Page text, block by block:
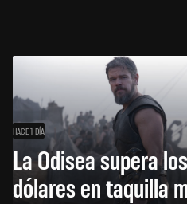
HACE 1 DÍA
La Odisea supera
dólares en taquilla